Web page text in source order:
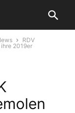
RDV
2019er